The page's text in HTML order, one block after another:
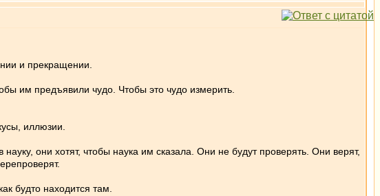
и прекращении.
им предъявили чудо. Чтобы это чудо измерить.
иллюзии.
они хотят, чтобы наука им сказала. Они не будут проверять. Они верят,
будто находится там.